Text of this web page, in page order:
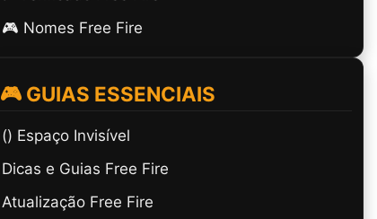
🎮 Nomes Free Fire
🎮 GUIAS ESSENCIAIS
(ㅤ) Espaço Invisível
Dicas e Guias Free Fire
Atualização Free Fire